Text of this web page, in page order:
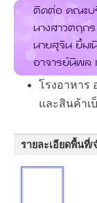
ติดต่อ คณะบ
นางสาวตฤภ
นายสุจิน ยิ้ม
อาจารย์นิพล
โรงอาหาร
และสินค้าเ
รายละเอียดพื้นที่